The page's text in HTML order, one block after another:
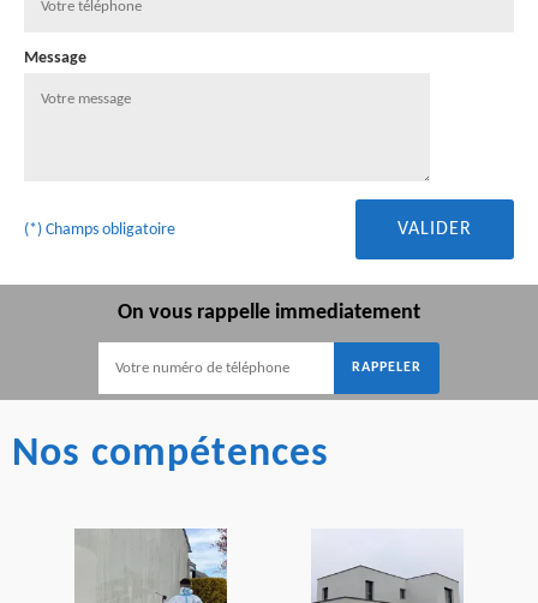
Message
(*) Champs obligatoire
On vous rappelle immediatement
Nos compétences